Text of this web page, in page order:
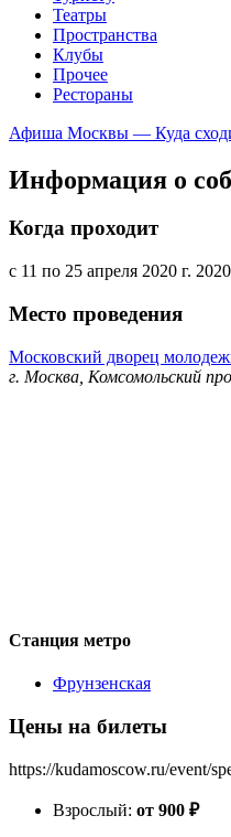
Театры
Пространства
Клубы
Прочее
Рестораны
Афиша Москвы — Куда
Информация о
Когда проходит
с 11 по 25 апреля 2020 г.
Место проведения
Московский дворец
г. Москва, Комсомольский
Станция метро
Фрунзенская
Цены на билеты
https://kudamoscow.ru/event/
Взрослый: от 900 ₽